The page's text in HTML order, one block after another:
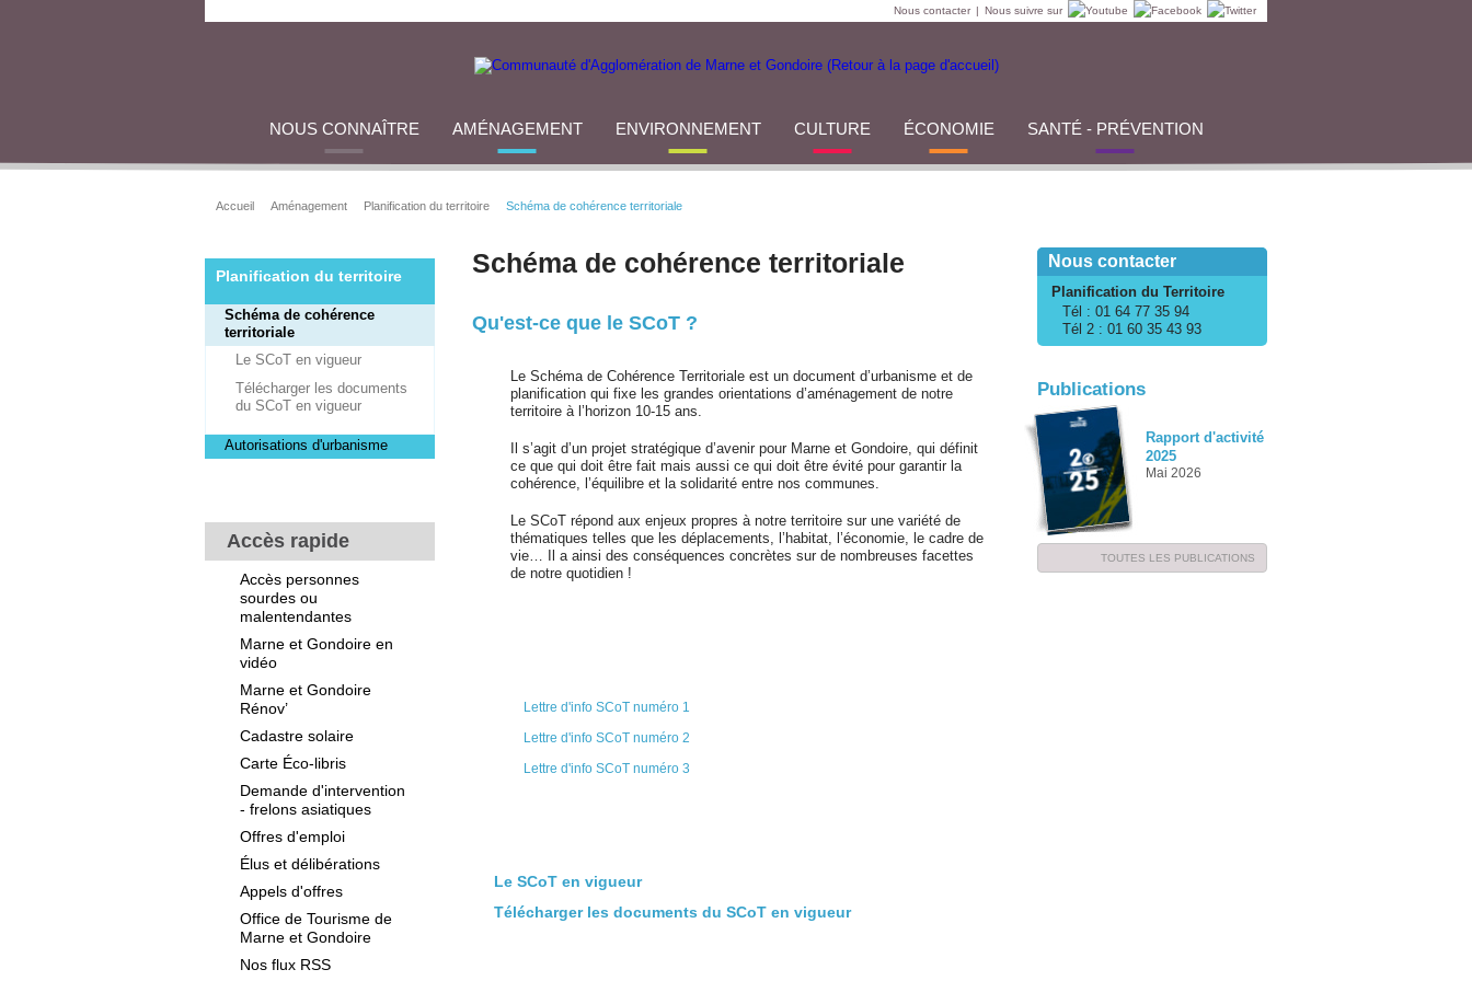
Nous contacter | Nous suivre sur
NOUS CONNAÎTRE AMÉNAGEMENT ENVIRONNEMENT CULTURE ÉCONOMIE SANTÉ - PRÉVENTION
Accueil Aménagement Planification du territoire Schéma de cohérence territoriale
Planification du territoire
Schéma de cohérence
territoriale
Le SCoT en vigueur
Télécharger les documents
du SCoT en vigueur
Autorisations d'urbanisme
Accès rapide
Accès personnes
sourdes ou
malentendantes
Marne et Gondoire en
vidéo
Marne et Gondoire
Rénov’
Cadastre solaire
Carte Éco-libris
Demande d'intervention
- frelons asiatiques
Offres d'emploi
Élus et délibérations
Appels d'offres
Office de Tourisme de
Marne et Gondoire
Nos flux RSS
Schéma de cohérence territoriale
Qu'est-ce que le SCoT ?
Le Schéma de Cohérence Territoriale est un document d’urbanisme et de
planification qui fixe les grandes orientations d’aménagement de notre
territoire à l’horizon 10-15 ans.
Il s’agit d’un projet stratégique d’avenir pour Marne et Gondoire, qui définit
ce que qui doit être fait mais aussi ce qui doit être évité pour garantir la
cohérence, l’équilibre et la solidarité entre nos communes.
Le SCoT répond aux enjeux propres à notre territoire sur une variété de
thématiques telles que les déplacements, l’habitat, l’économie, le cadre de
vie… Il a ainsi des conséquences concrètes sur de nombreuses facettes
de notre quotidien !
Lettre d'info SCoT numéro 1
Lettre d'info SCoT numéro 2
Lettre d'info SCoT numéro 3
Le SCoT en vigueur
Télécharger les documents du SCoT en vigueur
Nous contacter
Planification du Territoire
Tél : 01 64 77 35 94
Tél 2 : 01 60 35 43 93
Publications
Rapport d'activité
2025
Mai 2026
TOUTES LES PUBLICATIONS